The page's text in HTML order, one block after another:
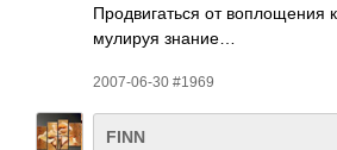
Прод­вига­ться от вопл­ощения
мули­руя знание…
2007-06-30 #1969
FINN